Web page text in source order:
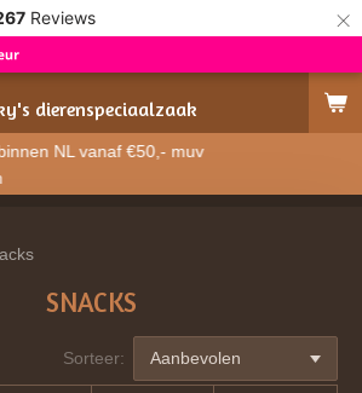
Reviews ×
dierenspeciaalzaak
NL vanaf €50,- muv
SNACKS
Sorteer: